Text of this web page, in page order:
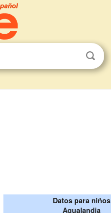
Datos para niños
Aqualandia